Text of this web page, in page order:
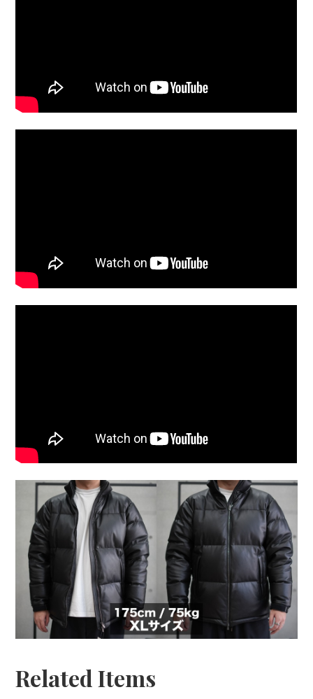
Related Items